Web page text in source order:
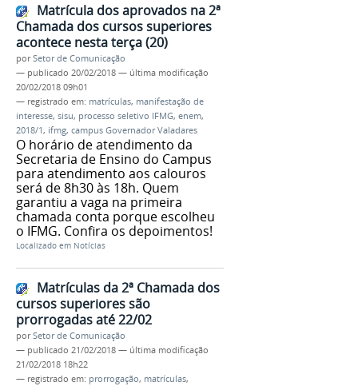
Matrícula dos aprovados na 2ª
Chamada dos cursos superiores
acontece nesta terça (20)
porSetor de Comunicação
— publicado 20/02/2018 — última modificação
20/02/2018 09h01
— registrado em: matrículas, manifestação de
interesse, sisu, processo seletivo IFMG, enem,
2018/1, ifmg, campus Governador Valadares
O horário de atendimento da
Secretaria de Ensino do Campus
para atendimento aos calouros
será de 8h30 às 18h. Quem
garantiu a vaga na primeira
chamada conta porque escolheu
o IFMG. Confira os depoimentos!
Localizado em Notícias
Matrículas da 2ª Chamada dos
cursos superiores são
prorrogadas até 22/02
porSetor de Comunicação
— publicado 21/02/2018 — última modificação
21/02/2018 18h22
— registrado em: prorrogação, matrículas,